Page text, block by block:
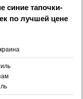
синие тапочки-
по лучшей цене